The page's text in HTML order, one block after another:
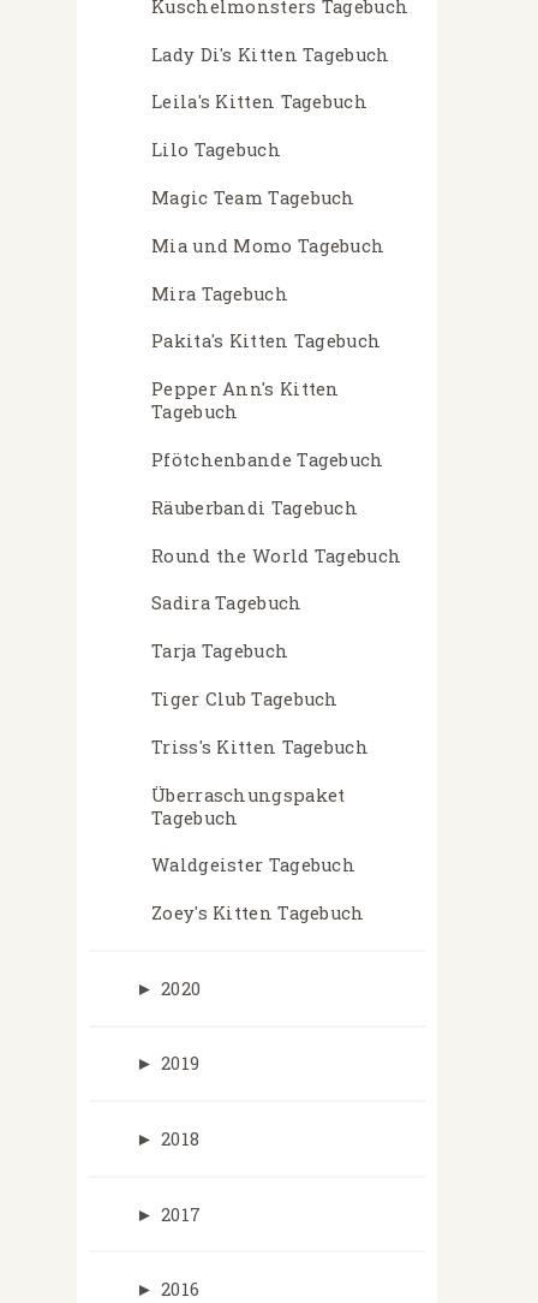
Kuschelmonsters Tagebuch
Lady Di's Kitten Tagebuch
Leila's Kitten Tagebuch
Lilo Tagebuch
Magic Team Tagebuch
Mia und Momo Tagebuch
Mira Tagebuch
Pakita's Kitten Tagebuch
Pepper Ann's Kitten
Tagebuch
Pfötchenbande Tagebuch
Räuberbandi Tagebuch
Round the World Tagebuch
Sadira Tagebuch
Tarja Tagebuch
Tiger Club Tagebuch
Triss's Kitten Tagebuch
Überraschungspaket
Tagebuch
Waldgeister Tagebuch
Zoey's Kitten Tagebuch
► 2020
► 2019
► 2018
► 2017
► 2016